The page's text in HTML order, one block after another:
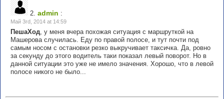
2. admin :
Май 3rd, 2014 at 14:59
ПешаХод, у меня вчера похожая ситуация с маршруткой на
Машерова случилась. Еду по правой полосе, и тут почти под
самым носом с остановки резко выкручивает таксичка. Да, ровно
за секунду до этого водитель таки показал левый поворот. Но в
данной ситуации это уже не имело значения. Хорошо, что в левой
полосе никого не было...